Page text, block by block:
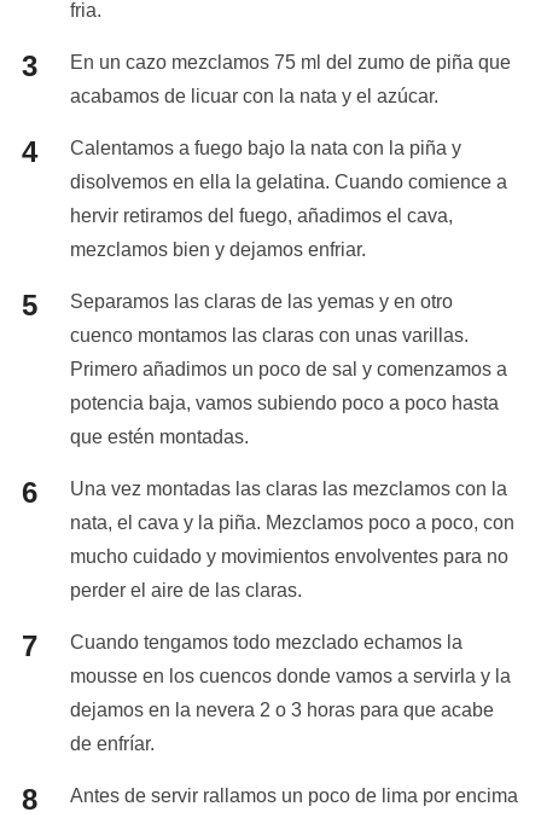
fria.
En un cazo mezclamos 75 ml del zumo de piña que
acabamos de licuar con la nata y el azúcar.
Calentamos a fuego bajo la nata con la piña y
disolvemos en ella la gelatina. Cuando comience a
hervir retiramos del fuego, añadimos el cava,
mezclamos bien y dejamos enfriar.
Separamos las claras de las yemas y en otro
cuenco montamos las claras con unas varillas.
Primero añadimos un poco de sal y comenzamos a
potencia baja, vamos subiendo poco a poco hasta
que estén montadas.
Una vez montadas las claras las mezclamos con la
nata, el cava y la piña. Mezclamos poco a poco, con
mucho cuidado y movimientos envolventes para no
perder el aire de las claras.
Cuando tengamos todo mezclado echamos la
mousse en los cuencos donde vamos a servirla y la
dejamos en la nevera 2 o 3 horas para que acabe
de enfríar.
Antes de servir rallamos un poco de lima por encima